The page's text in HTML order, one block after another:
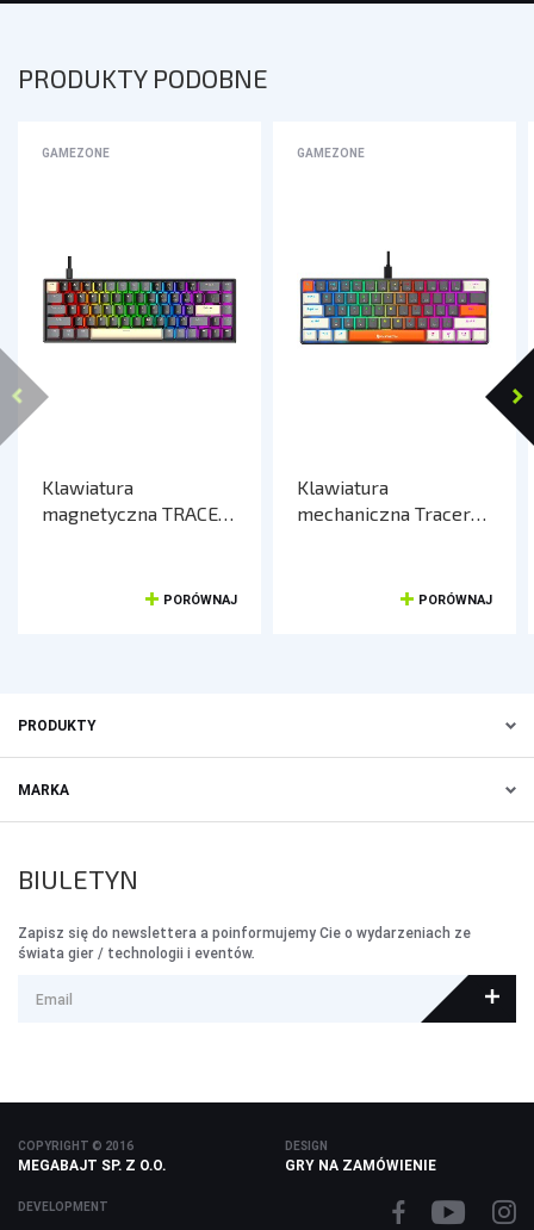
PRODUKTY PODOBNE
GAMEZONE
Klawiatura
magnetyczna TRACER
PORÓWNAJ
GAMEZONE
Klawiatura
mechaniczna Tracer
PORÓWNAJ
PRODUKTY
MARKA
BIULETYN
Zapisz się do newslettera a poinformujemy Cie o wydarzeniach ze
świata gier / technologii i eventów.
COPYRIGHT © 2016
MEGABAJT SP. Z O.O.
DESIGN
GRY NA ZAMÓWIENIE
DEVELOPMENT